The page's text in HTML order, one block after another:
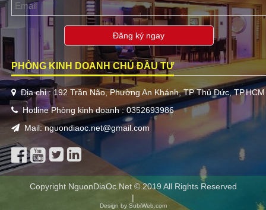
Đăng ký ngay
PHÒNG KINH DOANH CHỦ ĐẦU TƯ
Địa chỉ : 192 Trần Não, Phường An Khánh, TP Thủ Đức, TP.HCM
Hotline Phòng kinh doanh : 0352693986
Mail: nguondiaoc.net@gmail.com
Copyright NguonDiaOc.Net © 2019 All Rights Reserved
|
Design by SubiWeb.com